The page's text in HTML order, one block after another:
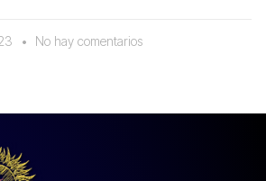
No hay comentarios